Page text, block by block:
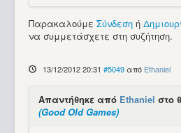
Παρακαλούμε Σύνδεση ή
να συμμετάσχετε στη συζήτηση.
13/12/2012 20:31 #5049 από Ethaniel
Απαντήθηκε από Ethaniel στο
(Good Old Games)